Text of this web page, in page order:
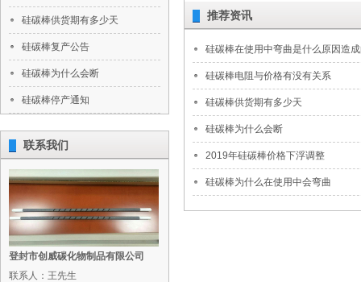
硅碳棒供货期有多少天
硅碳棒复产公告
硅碳棒为什么会断
硅碳棒停产通知
联系我们
登封市创威碳化物制品有限公司
联系人：王先生
推荐资讯
硅碳棒在使用中弯曲是什么原因造
硅碳棒电阻与价格有没有关系
硅碳棒供货期有多少天
硅碳棒为什么会断
2019年硅碳棒价格下浮调整
硅碳棒为什么在使用中会弯曲